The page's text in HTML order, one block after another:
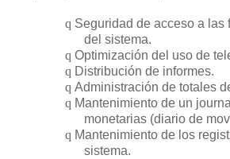
q Seguridad de acceso a las
del sistema.
q Optimización del uso de
q Distribución de informes.
q Administración de totales
q Mantenimiento de un
monetarias (diario de
q Mantenimiento de los
sistema.